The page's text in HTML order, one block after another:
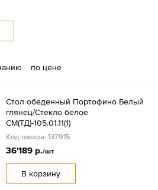
по цене
Стол обеденный Портофино Белый
глянец/Стекло белое
СМ(ТД)-105.01.11(1)
Код товара: 137915
36'189 р./шт
В корзину